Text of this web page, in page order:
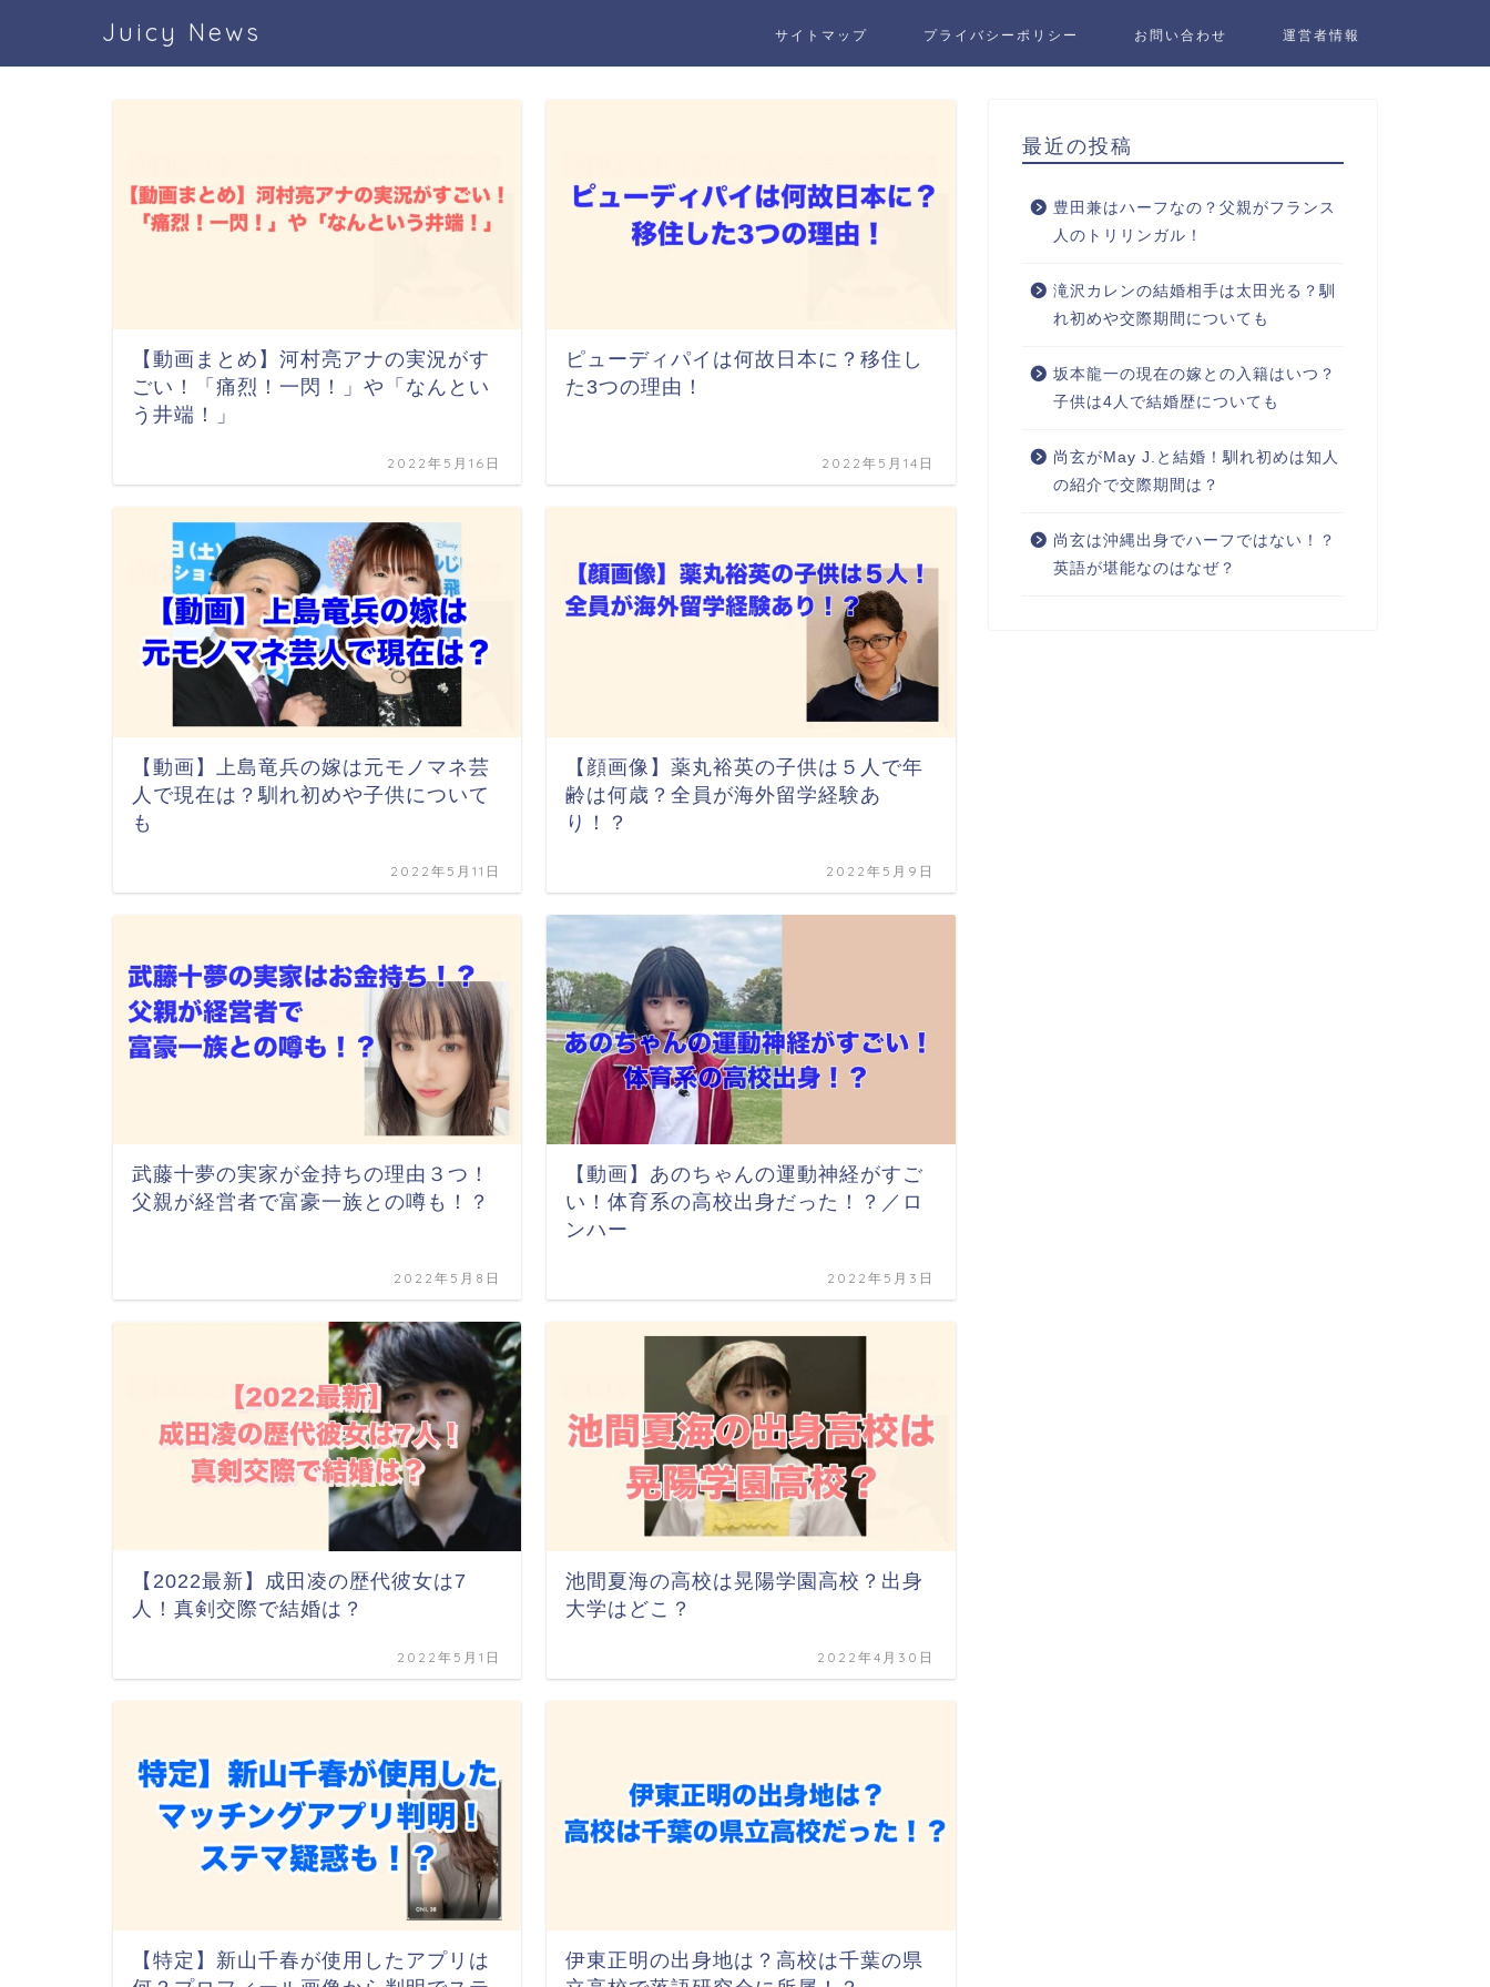
Juicy News サイトマップ プライバシーポリシー お問い合わせ 運営者情報
【動画まとめ】河村亮アナの実況がす
ごい！「痛烈！一閃！」や「なんとい
う井端！」
2022年5月16日
ピューディパイは何故日本に？移住し
た3つの理由！
2022年5月14日
【動画】上島竜兵の嫁は元モノマネ芸
人で現在は？馴れ初めや子供について
も
2022年5月11日
【顔画像】薬丸裕英の子供は５人で年
齢は何歳？全員が海外留学経験あ
り！？
2022年5月9日
武藤十夢の実家が金持ちの理由３つ！
父親が経営者で富豪一族との噂も！？
2022年5月8日
【動画】あのちゃんの運動神経がすご
い！体育系の高校出身だった！？／ロ
ンハー
2022年5月3日
【2022最新】成田凌の歴代彼女は7
人！真剣交際で結婚は？
2022年5月1日
池間夏海の高校は晃陽学園高校？出身
大学はどこ？
2022年4月30日
【特定】新山千春が使用したアプリは
伊東正明の出身地は？高校は千葉の県
最近の投稿
豊田兼はハーフなの？父親がフランス
人のトリリンガル！
滝沢カレンの結婚相手は太田光る？馴
れ初めや交際期間についても
坂本龍一の現在の嫁との入籍はいつ？
子供は4人で結婚歴についても
尚玄がMay J.と結婚！馴れ初めは知人
の紹介で交際期間は？
尚玄は沖縄出身でハーフではない！？
英語が堪能なのはなぜ？